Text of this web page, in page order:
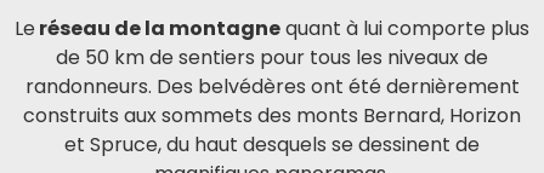
Le réseau de la montagnequant à lui comporte plus
de 50 km de sentiers pour tous les niveaux de
randonneurs. Des belvédères ont été dernièrement
construits aux sommets des monts Bernard, Horizon
et Spruce, du haut desquels se dessinent de